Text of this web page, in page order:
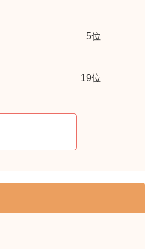
5位
19位